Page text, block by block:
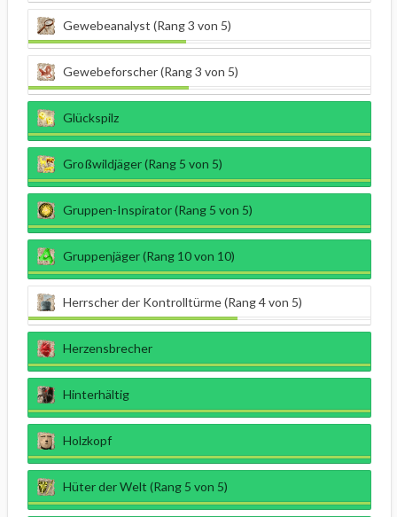
Gewebeanalyst (Rang 3 von 5)
Gewebeforscher (Rang 3 von 5)
Glückspilz
Großwildjäger (Rang 5 von 5)
Gruppen-Inspirator (Rang 5 von 5)
Gruppenjäger (Rang 10 von 10)
Herrscher der Kontrolltürme (Rang 4 von 5)
Herzensbrecher
Hinterhältig
Holzkopf
Hüter der Welt (Rang 5 von 5)